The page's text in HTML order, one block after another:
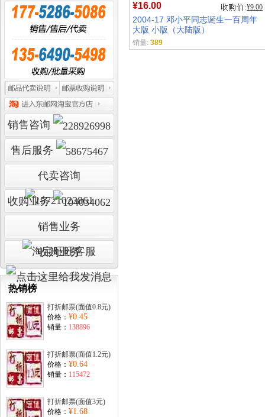
销售咨询
售后服务
代卖咨询
收购业务
销售业务
收购业务
热销榜
打折邮票(面值0.8元)
价格： ¥0.45
销量： 138896
打折邮票(面值1.2元)
价格： ¥0.64
销量： 115472
打折邮票(面值3元)
价格： ¥1.68
¥16.00 ¥9.00
2004-17 邓小平同志诞生一百周年
大版 小版（大陆版）
销量: 389